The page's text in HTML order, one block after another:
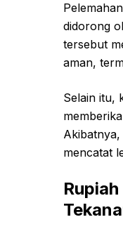
didorong
tersebut
aman,
Selain itu,
mencatat